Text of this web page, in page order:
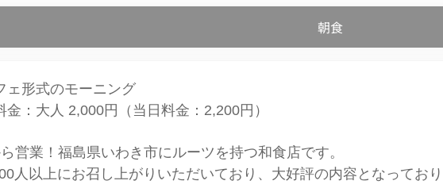
朝食
ェ形式のモーニング
金：大人 2,000円（当日料金：2,200円）
営業！福島県いわき市にルーツを持つ和食店です。
人以上にお召し上がりいただいており、大好評の内容となっており